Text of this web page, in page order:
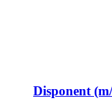
Disponent